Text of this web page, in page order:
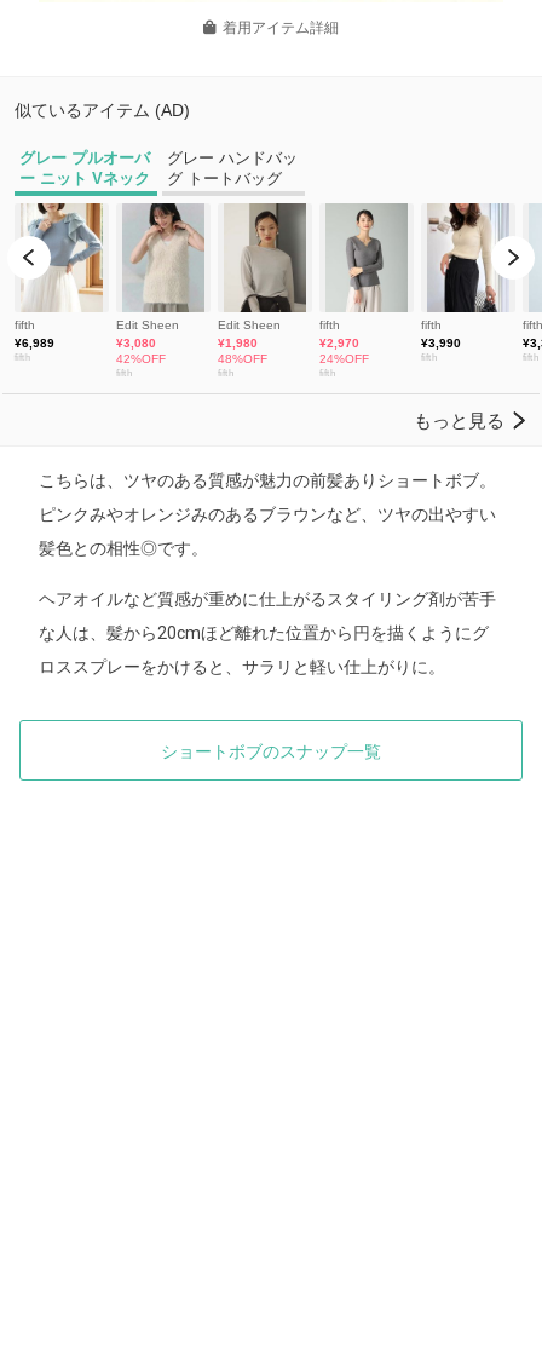
着用アイテム詳細
こちらは、ツヤのある質感が魅力の前髪ありショートボブ。
ピンクみやオレンジみのあるブラウンなど、ツヤの出やすい
髪色との相性◎です。
ヘアオイルなど質感が重めに仕上がるスタイリング剤が苦手
な人は、髪から20cmほど離れた位置から円を描くようにグ
ロススプレーをかけると、サラリと軽い仕上がりに。
ショートボブのスナップ一覧